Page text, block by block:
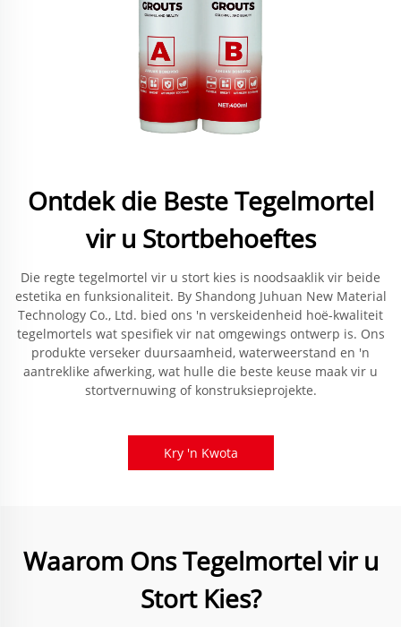
Ontdek die Beste Tegelmortel
vir u Stortbehoeftes
Die regte tegelmortel vir u stort kies is noodsaaklik vir beide
estetika en funksionaliteit. By Shandong Juhuan New Material
Technology Co., Ltd. bied ons 'n verskeidenheid hoë-kwaliteit
tegelmortels wat spesifiek vir nat omgewings ontwerp is. Ons
produkte verseker duursaamheid, waterweerstand en 'n
aantreklike afwerking, wat hulle die beste keuse maak vir u
stortvernuwing of konstruksieprojekte.
Kry 'n Kwota
Waarom Ons Tegelmortel vir u
Stort Kies?